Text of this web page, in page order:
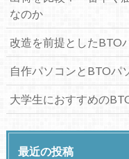
なのか
改造を前提としたBTO
自作パソコンとBTOパ
大学生におすすめの
最近の投稿